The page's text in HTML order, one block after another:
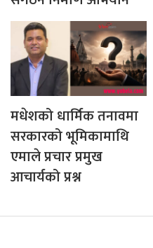
मधेशको धार्मिक तनावमा
सरकारको भूमिकामाथि
एमाले प्रचार प्रमुख
आचार्यको प्रश्न